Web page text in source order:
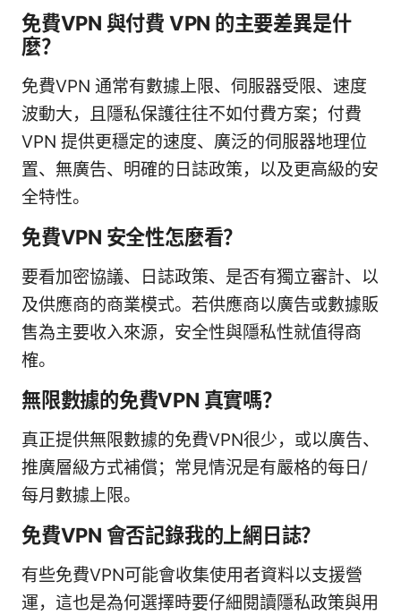
免費VPN 與付費 VPN 的主要差異是什
麼？
免費VPN 通常有數據上限、伺服器受限、速度
波動大，且隱私保護往往不如付費方案；付費
VPN 提供更穩定的速度、廣泛的伺服器地理位
置、無廣告、明確的日誌政策，以及更高級的安
全特性。
免費VPN 安全性怎麼看？
要看加密協議、日誌政策、是否有獨立審計、以
及供應商的商業模式。若供應商以廣告或數據販
售為主要收入來源，安全性與隱私性就值得商
榷。
無限數據的免費VPN 真實嗎？
真正提供無限數據的免費VPN很少，或以廣告、
推廣層級方式補償；常見情況是有嚴格的每日/
每月數據上限。
免費VPN 會否記錄我的上網日誌？
有些免費VPN可能會收集使用者資料以支援營
運，這也是為何選擇時要仔細閱讀隱私政策與用